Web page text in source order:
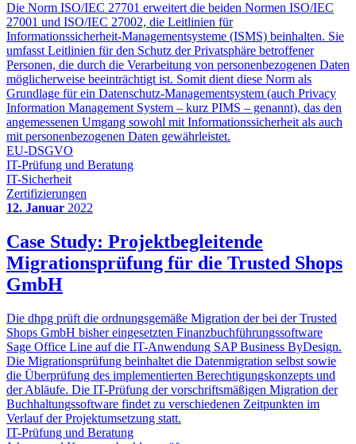
Die Norm ISO/IEC 27701 erweitert die beiden Normen ISO/IEC
27001 und ISO/IEC 27002, die Leitlinien für
Informationssicherheit-Managementsysteme (ISMS) beinhalten. Sie
umfasst Leitlinien für den Schutz der Privatsphäre betroffener
Personen, die durch die Verarbeitung von personenbezogenen Daten
möglicherweise beeinträchtigt ist. Somit dient diese Norm als
Grundlage für ein Datenschutz-Managementsystem (auch Privacy
Information Management System – kurz PIMS – genannt), das den
angemessenen Umgang sowohl mit Informationssicherheit als auch
mit personenbezogenen Daten gewährleistet.
EU-DSGVO
IT-Prüfung und Beratung
IT-Sicherheit
Zertifizierungen
12. Januar 2022
Case Study: Projektbegleitende
Migrationsprüfung für die Trusted Shops
GmbH
Die dhpg prüft die ordnungsgemäße Migration der bei der Trusted
Shops GmbH bisher eingesetzten Finanzbuchführungssoftware
Sage Office Line auf die IT-Anwendung SAP Business ByDesign.
Die Migrationsprüfung beinhaltet die Datenmigration selbst sowie
die Überprüfung des implementierten Berechtigungskonzepts und
der Abläufe. Die IT-Prüfung der vorschriftsmäßigen Migration der
Buchhaltungssoftware findet zu verschiedenen Zeitpunkten im
Verlauf der Projektumsetzung statt.
IT-Prüfung und Beratung